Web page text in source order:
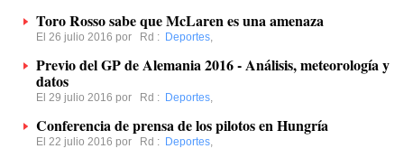
Toro Rosso sabe que McLaren es una amenaza
El 26 julio 2016 por Rd : Deportes,
Previo del GP de Alemania 2016 - Análisis, meteorología y
datos
El 29 julio 2016 por Rd : Deportes,
Conferencia de prensa de los pilotos en Hungría
El 22 julio 2016 por Rd : Deportes,